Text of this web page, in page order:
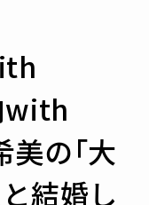
の「大
結婚し